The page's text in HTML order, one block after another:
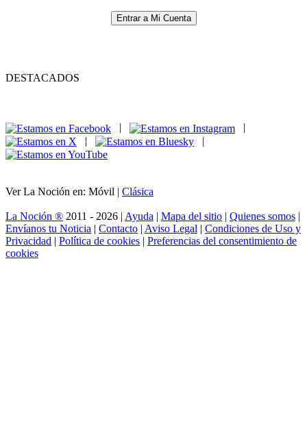
Entrar a Mi Cuenta
DESTACADOS
|
|
Ver La Noción en: Móvil | Clásica
La Noción ® 2011 - 2026 | Ayuda | Mapa del sitio | Quienes somos |
Envíanos tu Noticia | Contacto | Aviso Legal | Condiciones de Uso y
Privacidad | Política de cookies | Preferencias del consentimiento de
cookies